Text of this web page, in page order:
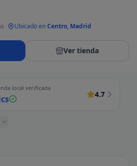
Ubicado enCentro, Madrid
Ver tienda
local verificada
4.7